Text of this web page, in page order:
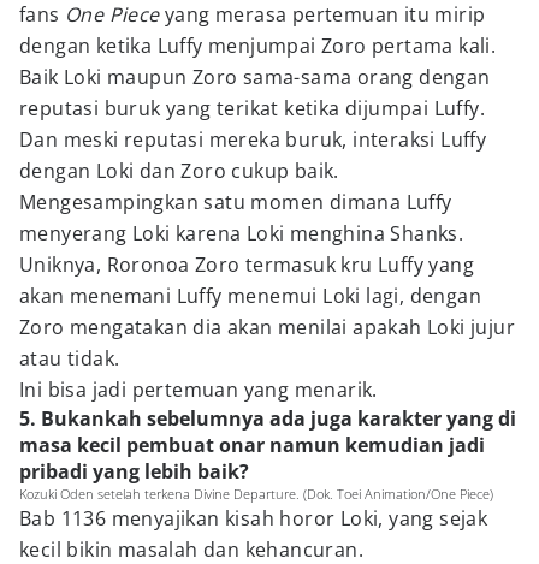
fans One Pieceyang merasa pertemuan itu mirip
dengan ketika Luffy menjumpai Zoro pertama kali.
Baik Loki maupun Zoro sama-sama orang dengan
reputasi buruk yang terikat ketika dijumpai Luffy.
Dan meski reputasi mereka buruk, interaksi Luffy
dengan Loki dan Zoro cukup baik.
Mengesampingkan satu momen dimana Luffy
menyerang Loki karena Loki menghina Shanks.
Uniknya, Roronoa Zoro termasuk kru Luffy yang
akan menemani Luffy menemui Loki lagi, dengan
Zoro mengatakan dia akan menilai apakah Loki jujur
atau tidak.
Ini bisa jadi pertemuan yang menarik.
5. Bukankah sebelumnya ada juga karakter yang di
masa kecil pembuat onar namun kemudian jadi
pribadi yang lebih baik?
Kozuki Oden setelah terkena Divine Departure. (Dok. Toei Animation/One Piece)
Bab 1136 menyajikan kisah horor Loki, yang sejak
kecil bikin masalah dan kehancuran.